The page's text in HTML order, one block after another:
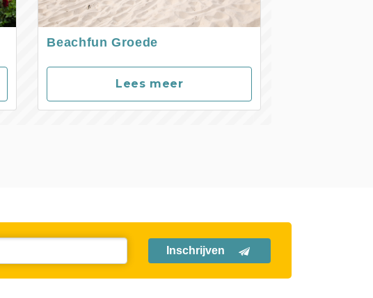
Beachfun Groede
Lees meer
Inschrijven